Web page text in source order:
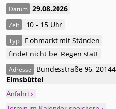
Datum 29.08.2026
Zeit 10 - 15 Uhr
Typ
Flohmarkt mit Ständen
findet nicht bei Regen statt
Adresse Bundesstraße 96,20144
Eimsbüttel
Anfahrt ›